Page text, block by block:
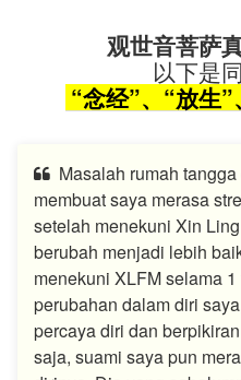
观世音菩萨
以下是
“念经”、“放生”
Masalah rumah
membuat saya merasa
setelah menekuni Xin
berubah menjadi lebih
menekuni XLFM selama
perubahan dalam diri
percaya diri dan
saja, suami saya pun